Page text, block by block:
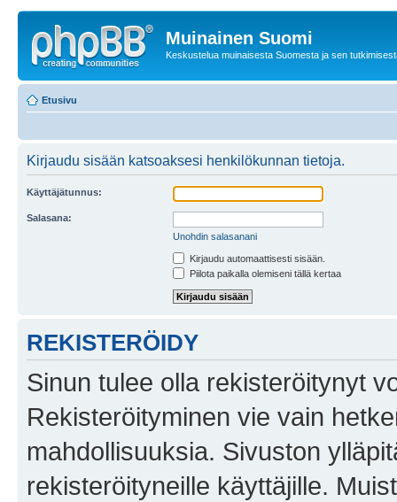
Muinainen Suomi
Keskustelua muinaisesta Suomesta ja sen
Etusivu
Kirjaudu sisään katsoaksesi henkilökunnan tietoja.
Käyttäjätunnus:
Salasana:
Unohdin salasanani
Kirjaudu automaattisesti sisään.
Piilota paikalla olemiseni tällä kertaa
REKISTERÖIDY
Sinun tulee olla rekisteröitynyt
Rekisteröityminen vie vain
mahdollisuuksia. Sivuston
rekisteröityneille käyttäjille.